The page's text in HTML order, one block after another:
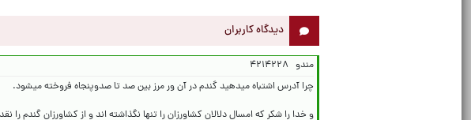
دیدگاه کاربران
مندو ۴۲۱۴۲۲۸